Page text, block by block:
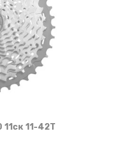
11ск 11-42Т